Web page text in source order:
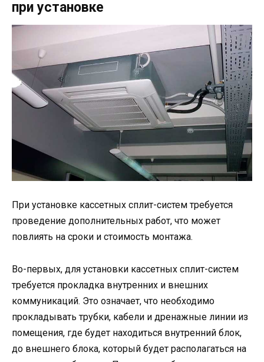
при установке
При установке кассетных сплит-систем требуется
проведение дополнительных работ, что может
повлиять на сроки и стоимость монтажа.
Во-первых, для установки кассетных сплит-систем
требуется прокладка внутренних и внешних
коммуникаций. Это означает, что необходимо
прокладывать трубки, кабели и дренажные линии из
помещения, где будет находиться внутренний блок,
до внешнего блока, который будет располагаться на